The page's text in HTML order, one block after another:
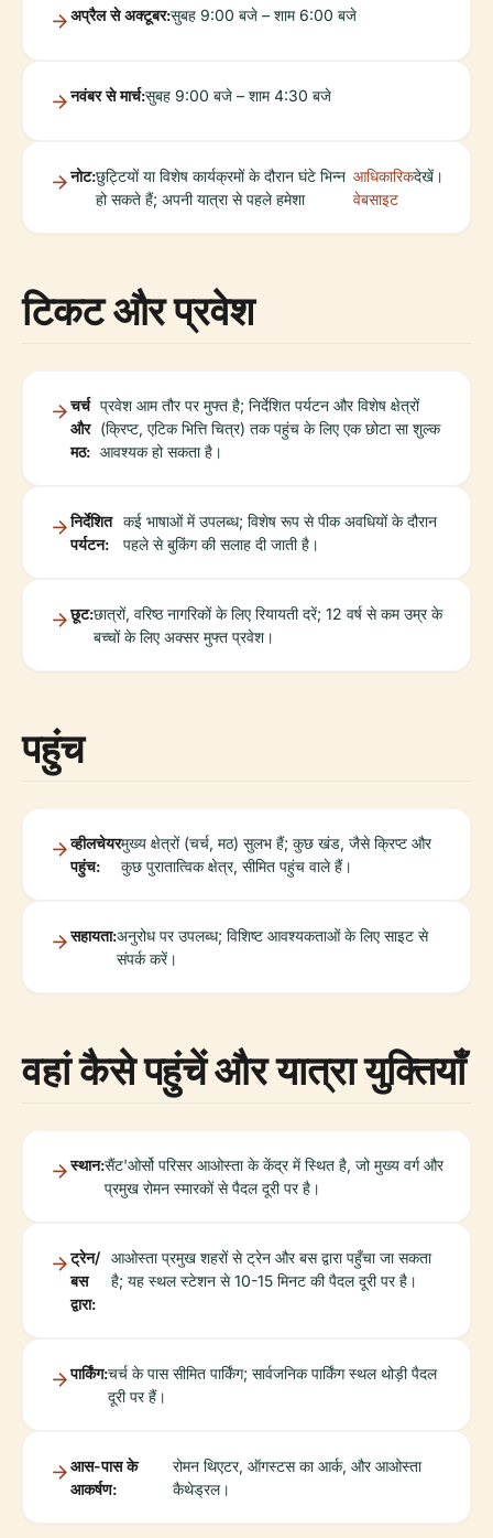
अप्रैल से अक्टूबर:सुबह 9:00 बजे – शाम 6:00 बजे
नवंबर से मार्च:सुबह 9:00 बजे – शाम 4:30 बजे
नोट:छुट्टियों या विशेष कार्यक्रमों के दौरान घंटे भिन्न
हो सकते हैं; अपनी यात्रा से पहले हमेशा
आधिकारिक
वेबसाइट
देखें।
टिकट और प्रवेश
चर्च
और
मठ:
प्रवेश आम तौर पर मुफ्त है; निर्देशित पर्यटन और विशेष क्षेत्रों
(क्रिप्ट, एटिक भित्ति चित्र) तक पहुंच के लिए एक छोटा सा शुल्क
आवश्यक हो सकता है।
निर्देशित
पर्यटन:
कई भाषाओं में उपलब्ध; विशेष रूप से पीक अवधियों के दौरान
पहले से बुकिंग की सलाह दी जाती है।
छूट:छात्रों, वरिष्ठ नागरिकों के लिए रियायती दरें; 12 वर्ष से कम उम्र के
बच्चों के लिए अक्सर मुफ्त प्रवेश।
पहुंच
व्हीलचेयर
पहुंच:
मुख्य क्षेत्रों (चर्च, मठ) सुलभ हैं; कुछ खंड, जैसे क्रिप्ट और
कुछ पुरातात्विक क्षेत्र, सीमित पहुंच वाले हैं।
सहायता:अनुरोध पर उपलब्ध; विशिष्ट आवश्यकताओं के लिए साइट से
संपर्क करें।
वहां कैसे पहुंचें और यात्रा युक्तियाँ
स्थान:सैंट'ओर्सो परिसर आओस्ता के केंद्र में स्थित है, जो मुख्य वर्ग और
प्रमुख रोमन स्मारकों से पैदल दूरी पर है।
ट्रेन/
बस
द्वारा:
आओस्ता प्रमुख शहरों से ट्रेन और बस द्वारा पहुँचा जा सकता
है; यह स्थल स्टेशन से 10-15 मिनट की पैदल दूरी पर है।
पार्किंग:चर्च के पास सीमित पार्किंग; सार्वजनिक पार्किंग स्थल थोड़ी पैदल
दूरी पर हैं।
आस-पास के
आकर्षण:
रोमन थिएटर, ऑगस्टस का आर्क, और आओस्ता
कैथेड्रल।